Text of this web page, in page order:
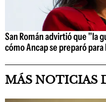
San Román advirtió que "la
cómo Ancap se preparó para
MÁS NOTICIAS